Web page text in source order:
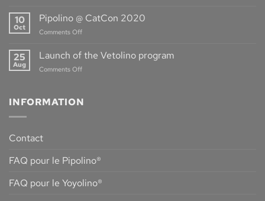
products
Pipolino®
/
10
Oct
Pipolino @ CatCon 2020
Comments Offon
@
2020
25
Aug
Launch of the Vetolino program
Comments Offon
the
INFORMATION
Contact
FAQ pour le Pipolino®
FAQ pour le Yoyolino®